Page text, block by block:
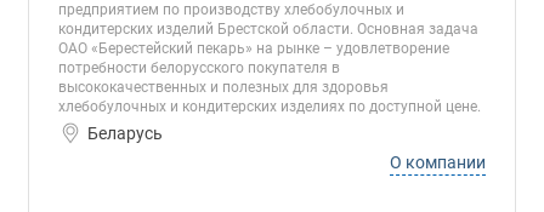
предприятием по производству хлебобулочных и
кондитерских изделий Брестской области. Основная задача
ОАО «Берестейский пекарь» на рынке – удовлетворение
потребности белорусского покупателя в
высококачественных и полезных для здоровья
хлебобулочных и кондитерских изделиях по доступной цене.
Беларусь
О компании